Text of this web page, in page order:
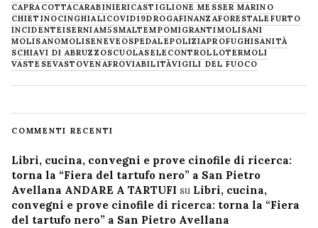
CAPRACOTTACARABINIERICASTIGLIONE MESSER MARINO
CHIETINOCINGHIALICOVID19DROGAFINANZAFORESTALE FURTO
INCIDENTEISERNIAM5SMALTEMPOMIGRANTIMOLISANI
MOLISANOMOLISENEVE OSPEDALEPOLIZIAPROFUGHISANITÀ
SCHIAVI DI ABRUZZOSCUOLASELECONTROLLOTERMOLI
VASTESEVASTOVENAFROVIABILITÀVIGILI DEL FUOCO
COMMENTI RECENTI
Libri, cucina, convegni e prove cinofile di ricerca:
torna la “Fiera del tartufo nero” a San Pietro
Avellana ANDARE A TARTUFI su Libri, cucina,
convegni e prove cinofile di ricerca: torna la “Fiera
del tartufo nero” a San Pietro Avellana